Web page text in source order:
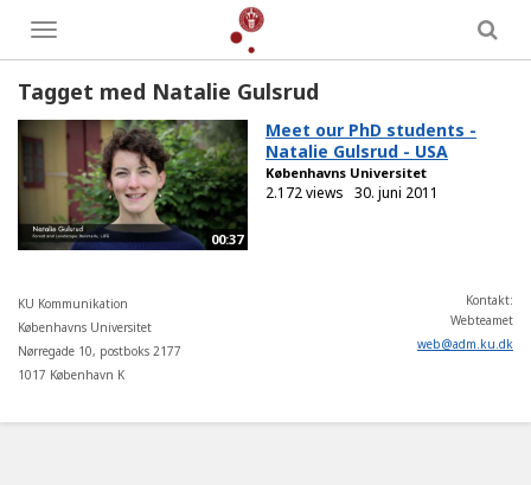
Toggle
menu
Tagget med Natalie Gulsrud
00:37
Meet our PhD students -
Natalie Gulsrud - USA
Københavns Universitet
2.172 views 30. juni 2011
KU Kommunikation
Københavns Universitet
Nørregade 10, postboks 2177
1017 København K
Kontakt:
Webteamet
web@adm.ku.dk